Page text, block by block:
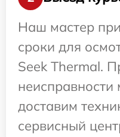
Наш мастер
сроки для
Seek Thermal.
доставим
сервисный